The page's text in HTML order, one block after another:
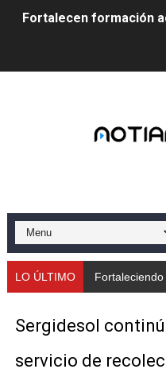
Fortalecen formación
Fundecem inició con
Iniciación al yoga
Mincomunas impulsa
Gobernación de
LO ÚLTIMO Fortaleciendo la economía
Sergidesol
servicio de